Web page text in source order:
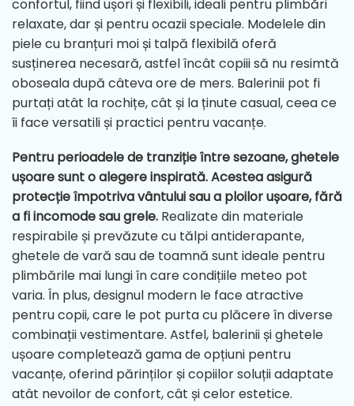
confortul, fiind ușori și flexibili, ideali pentru plimbări
relaxate, dar și pentru ocazii speciale. Modelele din
piele cu branțuri moi și talpă flexibilă oferă
susținerea necesară, astfel încât copiii să nu resimtă
oboseala după câteva ore de mers. Balerinii pot fi
purtați atât la rochițe, cât și la ținute casual, ceea ce
îi face versatili și practici pentru vacanțe.
Pentru perioadele de tranziție între sezoane, ghetele
ușoare sunt o alegere inspirată. Acestea asigură
protecție împotriva vântului sau a ploilor ușoare, fără
a fi incomode sau grele. Realizate din materiale
respirabile și prevăzute cu tălpi antiderapante,
ghetele de vară sau de toamnă sunt ideale pentru
plimbările mai lungi în care condițiile meteo pot
varia. În plus, designul modern le face atractive
pentru copii, care le pot purta cu plăcere în diverse
combinații vestimentare. Astfel, balerinii și ghetele
ușoare completează gama de opțiuni pentru
vacanțe, oferind părinților și copiilor soluții adaptate
atât nevoilor de confort, cât și celor estetice.